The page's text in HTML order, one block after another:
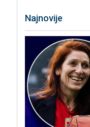
Najnovije